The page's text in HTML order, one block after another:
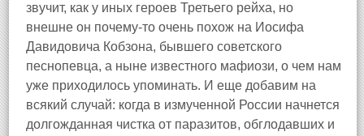
звучит, как у иных героев Третьего рейха, но
внешне он почему‑то очень похож на Иосифа
Давидовича Кобзона, бывшего советского
песнопевца, а ныне известного мафиози, о чем нам
уже приходилось упоминать. И еще добавим на
всякий случай: когда в измученной России начнется
долгожданная чистка от паразитов, обглодавших и